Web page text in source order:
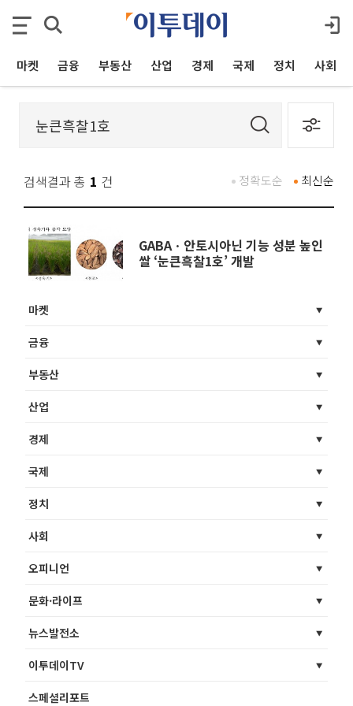
마켓 금융 부동산 산업 경제 국제 정치 사회
검색결과 총 1 건 최신순
정확도순
GABAㆍ안토시아닌 기능 성분 높인
쌀 ‘눈큰흑찰1호’ 개발
마켓
금융
부동산
산업
경제
국제
정치
사회
오피니언
문화·라이프
뉴스발전소
이투데이TV
스페셜리포트